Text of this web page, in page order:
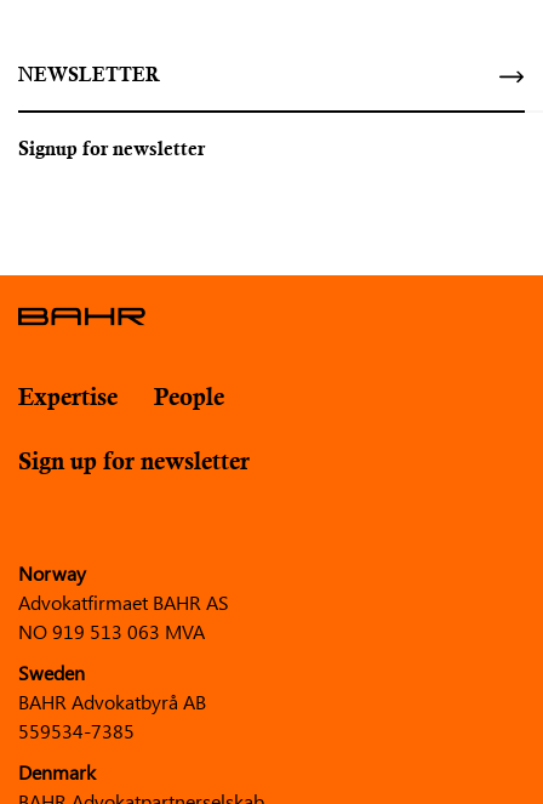
NEWSLETTER
Signup for newsletter
Expertise People
Sign up for newsletter
Norway
Advokatfirmaet BAHR AS
NO 919 513 063 MVA
Sweden
BAHR Advokatbyrå AB
559534-7385
Denmark